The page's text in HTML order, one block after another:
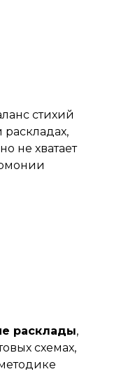
расклады,
схемах,
стихий
раскладах,
не хватает